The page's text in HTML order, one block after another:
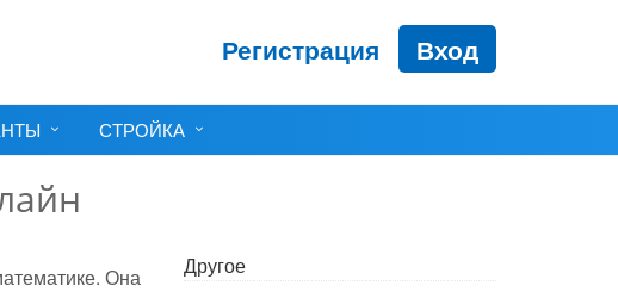
Регистрация Вход
СТРОЙКА
Она
Другое